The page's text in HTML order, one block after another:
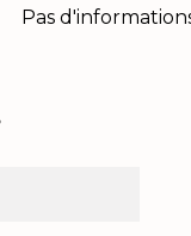
Pas